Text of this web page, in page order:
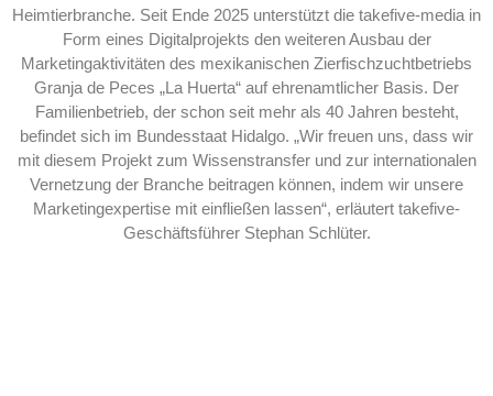
Heimtierbranche. Seit Ende 2025 unterstützt die takefive-media in
Form eines Digitalprojekts den weiteren Ausbau der
Marketingaktivitäten des mexikanischen Zierfischzuchtbetriebs
Granja de Peces „La Huerta“ auf ehrenamtlicher Basis. Der
Familienbetrieb, der schon seit mehr als 40 Jahren besteht,
befindet sich im Bundesstaat Hidalgo. „Wir freuen uns, dass wir
mit diesem Projekt zum Wissenstransfer und zur internationalen
Vernetzung der Branche beitragen können, indem wir unsere
Marketingexpertise mit einfließen lassen“, erläutert takefive-
Geschäftsführer Stephan Schlüter.